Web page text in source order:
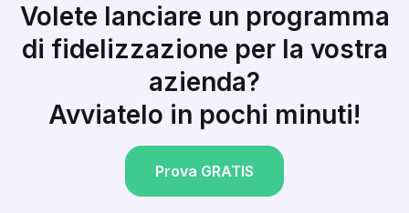
Volete lanciare un programma
di fidelizzazione per la vostra
azienda?
Avviatelo in pochi minuti!
Prova GRATIS